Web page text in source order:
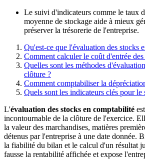
Le suivi d'indicateurs comme le taux
moyenne de stockage aide à mieux
préserver la trésorerie de l'entreprise.
Qu'est-ce que l'évaluation des stocks
Comment calculer le coût d'entrée des
Quelles sont les méthodes
clôture ?
Comment comptabiliser la
Quels sont les indicateurs clés pour le
L'évaluation des stocks en comptabilité
incontournable de la clôture de l'exercice.
la valeur des marchandises, matières
détenus par l'entreprise à une date donnée.
la fiabilité du bilan et le calcul d'un résultat
fausse la rentabilité affichée et expose